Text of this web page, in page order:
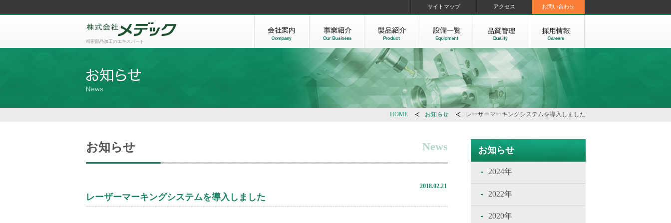
サイトマップ アクセス お問い合わせ
精密部品加工のエキスパート
HOME お知らせ レーザーマーキングシステムを導入しました
お知らせ News
レーザーマーキングシステムを導入しました
2018.02.21
お知らせ
2024年
2022年
2020年